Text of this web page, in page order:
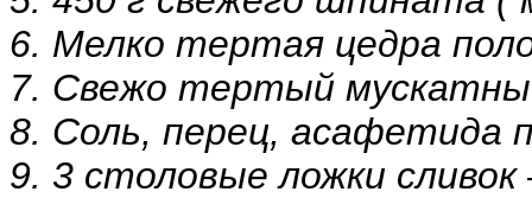
6. Мелко тертая цедра
7. Свежо тертый
8. Соль, перец, асафетида
9. 3 столовые ложки